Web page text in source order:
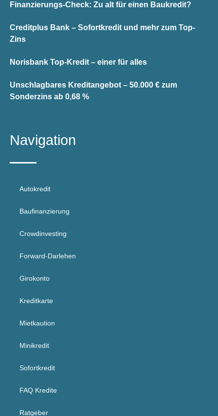
Finanzierungs-Check: Zu alt für einen Baukredit?
Creditplus Bank – Sofortkredit und mehr zum Top-
Zins
Norisbank Top-Kredit – einer für alles
Unschlagbares Kreditangebot – 50.000 € zum
Sonderzins ab 0,68 %
Navigation
Autokredit
Baufinanzierung
Crowdinvesting
Forward-Darlehen
Girokonto
Kreditkarte
Mietkaution
Minikredit
Sofortkredit
FAQ Kredite
Ratgeber